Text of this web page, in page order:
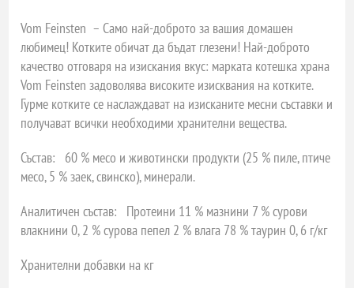
Vom Feinsten – Само най-доброто за вашия домашен
любимец! Котките обичат да бъдат глезени! Най-доброто
качество отговаря на изискания вкус: марката котешка храна
Vom Feinsten задоволява високите изисквания на котките.
Гурме котките се наслаждават на изисканите месни съставки и
получават всички необходими хранителни вещества.
Състав: 60 % месо и животински продукти (25 % пиле, птиче
месо, 5 % заек, свинско), минерали.
Аналитичен състав: Протеини 11 % мазнини 7 % сурови
влакнини 0, 2 % сурова пепел 2 % влага 78 % таурин 0, 6 г/кг
Хранителни добавки на кг